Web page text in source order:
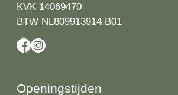
KVK 14069470
BTW NL809913914.B01
Openingstijden